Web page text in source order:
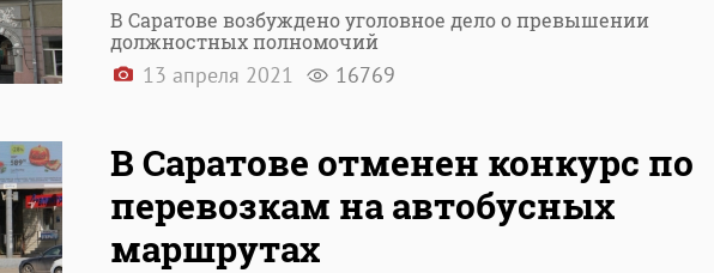
В Саратове возбуждено уголовное дело о превышении
должностных полномочий
13 апреля 2021 16769
В Саратове отменен конкурс по
перевозкам на автобусных
маршрутах